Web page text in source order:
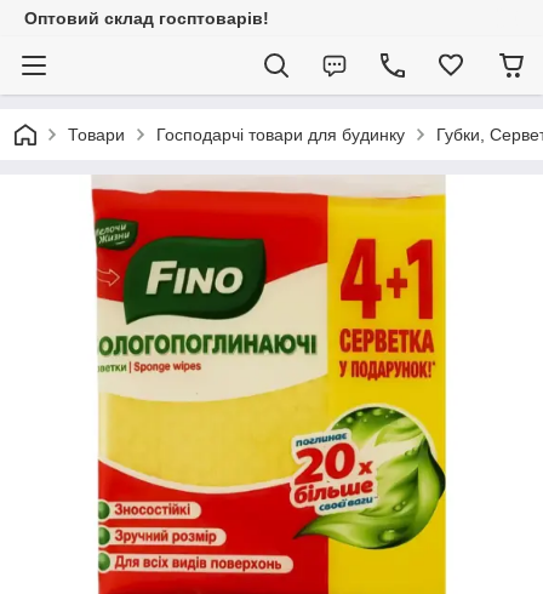
Оптовий склад госптоварів!
Товари Господарчі товари для будинку Губки,